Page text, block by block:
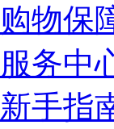
购物保
服务中
新手指